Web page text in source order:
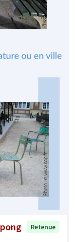
Retenue